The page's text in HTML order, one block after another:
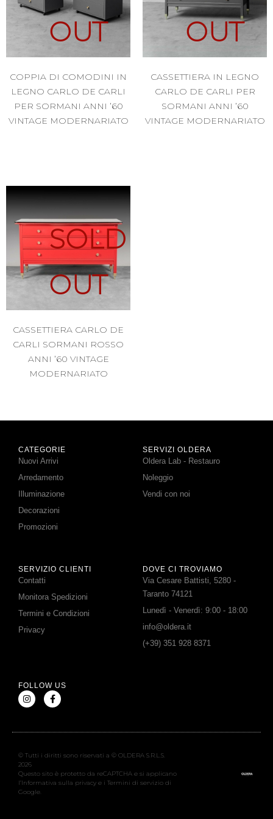
OUT
COPPIA DI COMODINI IN
LEGNO CARLO DE CARLI
PER SORMANI ANNI ’60
VINTAGE MODERNARIATO
OUT
CASSETTIERA IN LEGNO
CARLO DE CARLI PER
SORMANI ANNI ’60
VINTAGE MODERNARIATO
SOLD
OUT
CASSETTIERA CARLO DE
CARLI SORMANI ROSSO
ANNI ’60 VINTAGE
MODERNARIATO
CATEGORIE
Nuovi Arrivi
Arredamento
Illuminazione
Decorazioni
Promozioni
SERVIZI OLDERA
Oldera Lab - Restauro
Noleggio
Vendi con noi
SERVIZIO CLIENTI
Contatti
Monitora Spedizioni
Termini e Condizioni
Privacy
DOVE CI TROVIAMO
Via Cesare Battisti, 5280 -
Taranto 74121
Lunedì - Venerdì: 9:00 - 18:00
info@oldera.it
(+39) 351 928 8371
FOLLOW US
© Tutti i diritti sono riservati a © OLDERA S.R.L.S.
2026
Questo sito è protetto da reCAPTCHA e si applicano
l’Informativa sulla privacy e i Termini di servizio di
Google.